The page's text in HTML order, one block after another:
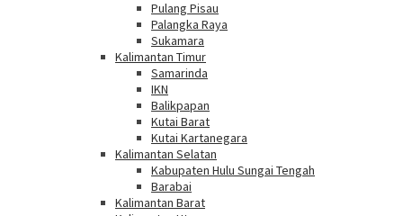
Pulang Pisau
Palangka Raya
Sukamara
Kalimantan Timur
Samarinda
IKN
Balikpapan
Kutai Barat
Kutai Kartanegara
Kalimantan Selatan
Kabupaten Hulu Sungai Tengah
Barabai
Kalimantan Barat